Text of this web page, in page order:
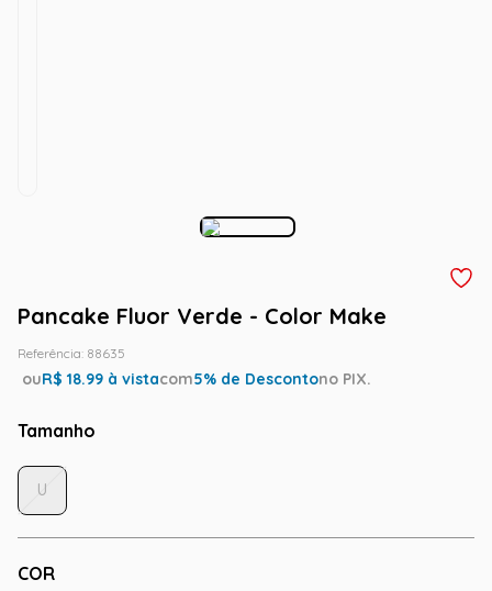
Pancake Fluor Verde - Color Make
Referência: 88635
ouR$ 18.99 à vistacom5% de Descontono PIX.
Tamanho
COR
U